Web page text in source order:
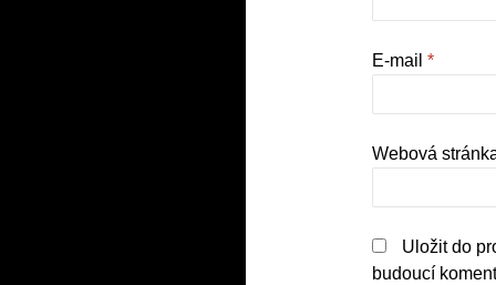
E-mail *
Webová
Uložit do
budoucí